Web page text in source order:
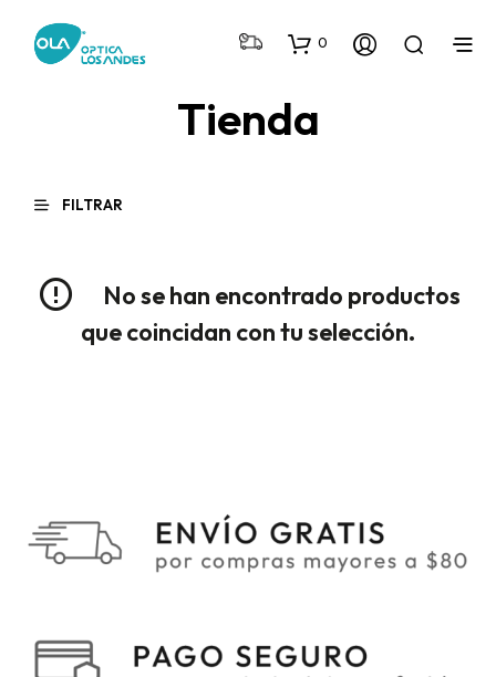
0
Tienda
FILTRAR
No se han encontrado productos
que coincidan con tu selección.